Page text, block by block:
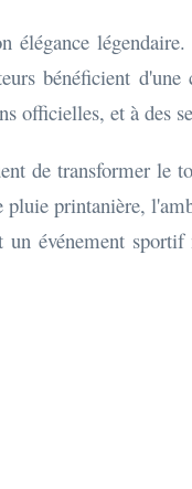
élégance
bénéficient
officielles, et à des
de transformer le
printanière,
événement